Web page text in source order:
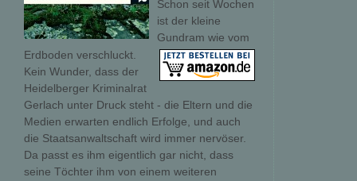
Schon seit Wochen
ist der kleine
Gundram wie vom
Erdboden verschluckt.
Kein Wunder, dass der
Heidelberger Kriminalrat
Gerlach unter Druck steht - die Eltern und die
Medien erwarten endlich Erfolge, und auch
die Staatsanwaltschaft wird immer nervöser.
Da passt es ihm eigentlich gar nicht, dass
seine Töchter ihm von einem weiteren